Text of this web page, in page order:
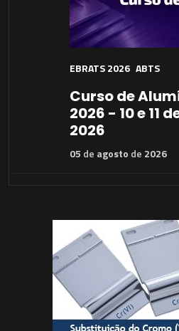
EBRATS 2026 ABTS
Curso de
2026 - 10 e 11
2026
05 de agosto de 2026